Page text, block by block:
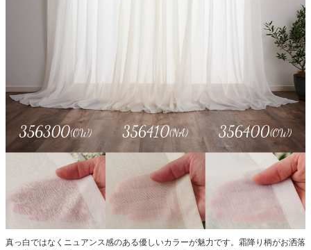
真っ白ではなくニュアンス感のある優しいカラーが魅力です。霜降り柄がお洒落